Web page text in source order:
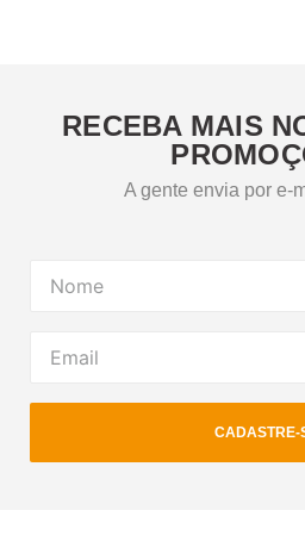
RECEBA MAIS
A gente envia por e-
CADASTRE-